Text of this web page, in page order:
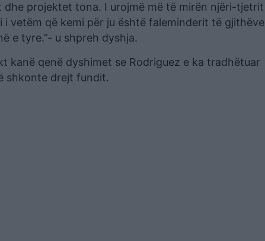
projektet tona. I urojmë më të mirën njëri-tjetrit
vetëm që kemi për ju është faleminderit të gjithëve
e tyre.”- u shpreh dyshja.
kanë qenë dyshimet se Rodriguez e ka tradhëtuar
shkonte drejt fundit.